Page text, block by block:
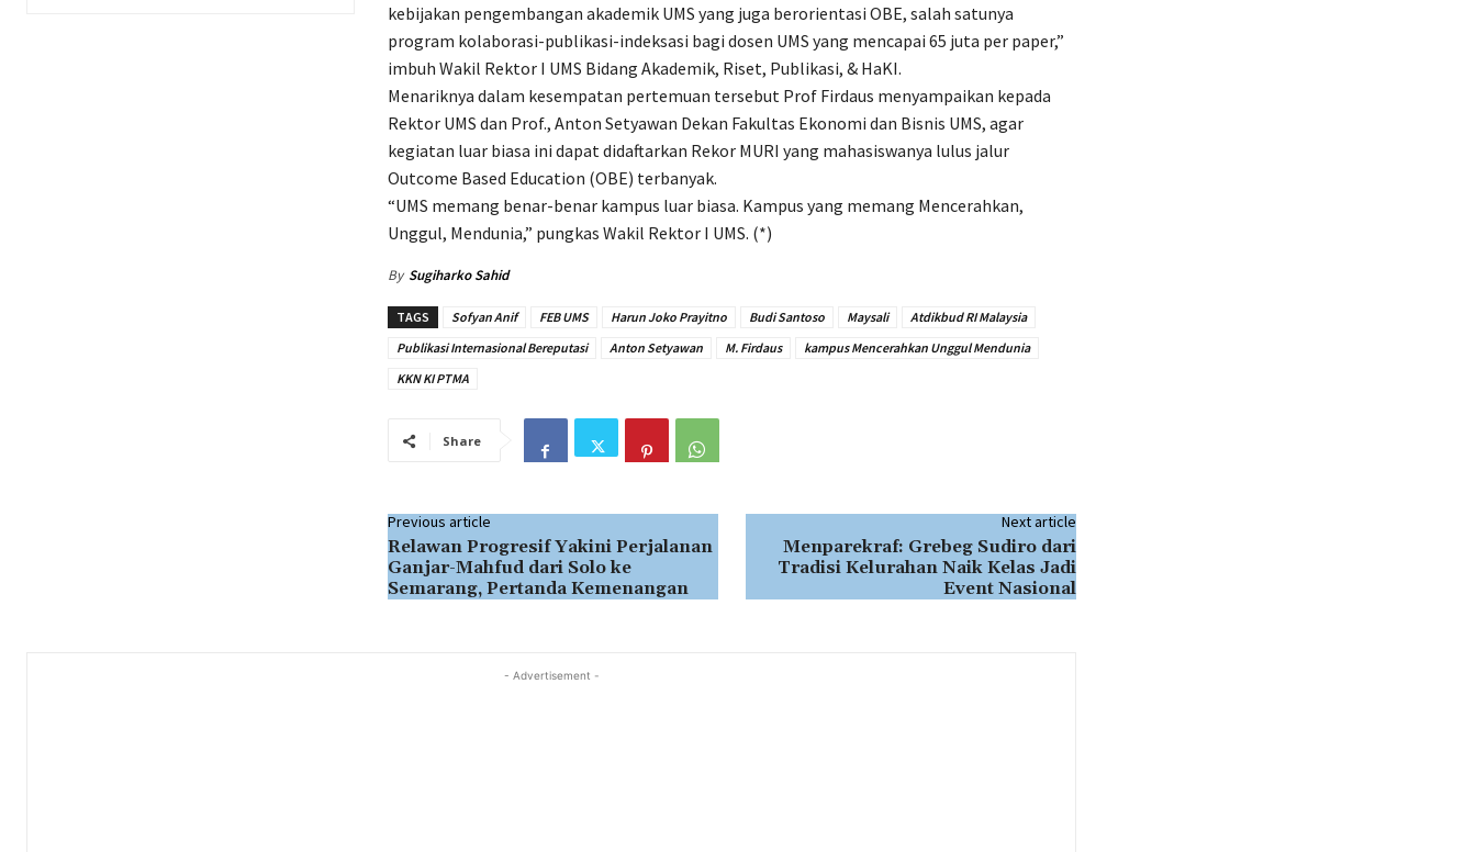
kebijakan pengembangan akademik UMS yang juga berorientasi OBE, salah satunya
program kolaborasi-publikasi-indeksasi bagi dosen UMS yang mencapai 65 juta per paper,”
imbuh Wakil Rektor I UMS Bidang Akademik, Riset, Publikasi, & HaKI.
Menariknya dalam kesempatan pertemuan tersebut Prof Firdaus menyampaikan kepada
Rektor UMS dan Prof., Anton Setyawan Dekan Fakultas Ekonomi dan Bisnis UMS, agar
kegiatan luar biasa ini dapat didaftarkan Rekor MURI yang mahasiswanya lulus jalur
Outcome Based Education (OBE) terbanyak.
“UMS memang benar-benar kampus luar biasa. Kampus yang memang Mencerahkan,
Unggul, Mendunia,” pungkas Wakil Rektor I UMS. (*)
By Sugiharko Sahid
TAGS Sofyan Anif FEB UMS Harun Joko Prayitno Budi Santoso Maysali
Atdikbud RI Malaysia
Publikasi Internasional Bereputasi
Anton Setyawan M. Firdaus
kampus Mencerahkan Unggul Mendunia
KKN KI PTMA
Share
Previous article
Relawan Progresif Yakini Perjalanan
Ganjar-Mahfud dari Solo ke
Semarang, Pertanda Kemenangan
Next article
Menparekraf: Grebeg Sudiro dari
Tradisi Kelurahan Naik Kelas Jadi
Event Nasional
- Advertisement -